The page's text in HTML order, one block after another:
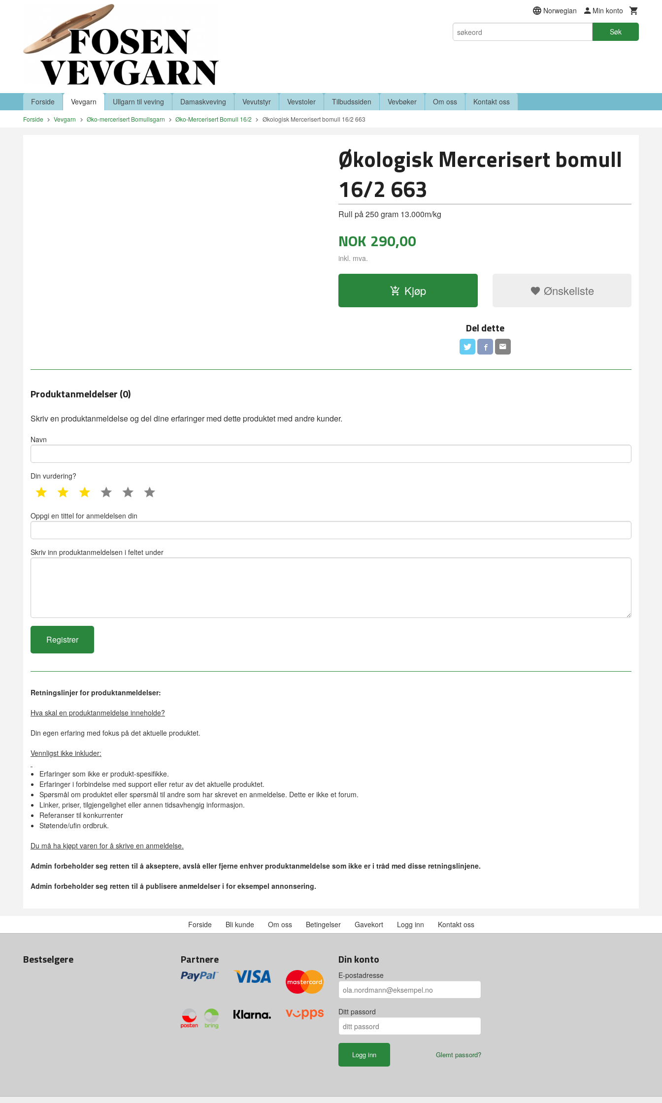
Norwegian Min konto
Søk
Produkter
Forside Vevgarn Ullgarn til veving Damaskveving Vevutstyr Vevstoler Tilbudssiden Vevbøker Om oss Kontakt oss
Forside Vevgarn Øko-mercerisert Bomullsgarn Øko-Mercerisert Bomull 16/2 Økologisk Mercerisert bomull 16/2 663
Økologisk Mercerisert bomull
16/2 663
Rull på 250 gram 13.000m/kg
NOK 290,00
inkl. mva.
Kjøp Ønskeliste
Del dette
Produktanmeldelser (0)
Skriv en produktanmeldelse og del dine erfaringer med dette produktet med andre kunder.
Navn
Din vurdering?
1 star 2 star 3 star 4 star 5 star
Oppgi en tittel for anmeldelsen din
Skriv inn produktanmeldelsen i feltet under
Retningslinjer for produktanmeldelser:
Hva skal en produktanmeldelse inneholde?
Din egen erfaring med fokus på det aktuelle produktet.
Vennligst ikke inkluder:
Erfaringer som ikke er produkt-spesifikke.
Erfaringer i forbindelse med support eller retur av det aktuelle produktet.
Spørsmål om produktet eller spørsmål til andre som har skrevet en anmeldelse. Dette er ikke et forum.
Linker, priser, tilgjengelighet eller annen tidsavhengig informasjon.
Referanser til konkurrenter
Støtende/ufin ordbruk.
Du må ha kjøpt varen for å skrive en anmeldelse.
Admin forbeholder seg retten til å akseptere, avslå eller fjerne enhver produktanmeldelse som ikke er i tråd med disse retningslinjene.
Admin forbeholder seg retten til å publisere anmeldelser i for eksempel annonsering.
Forside Bli kunde Om oss Betingelser Gavekort Logg inn Kontakt oss
Bestselgere Partnere Din konto
E-postadresse
Ditt passord
Glemt passord?